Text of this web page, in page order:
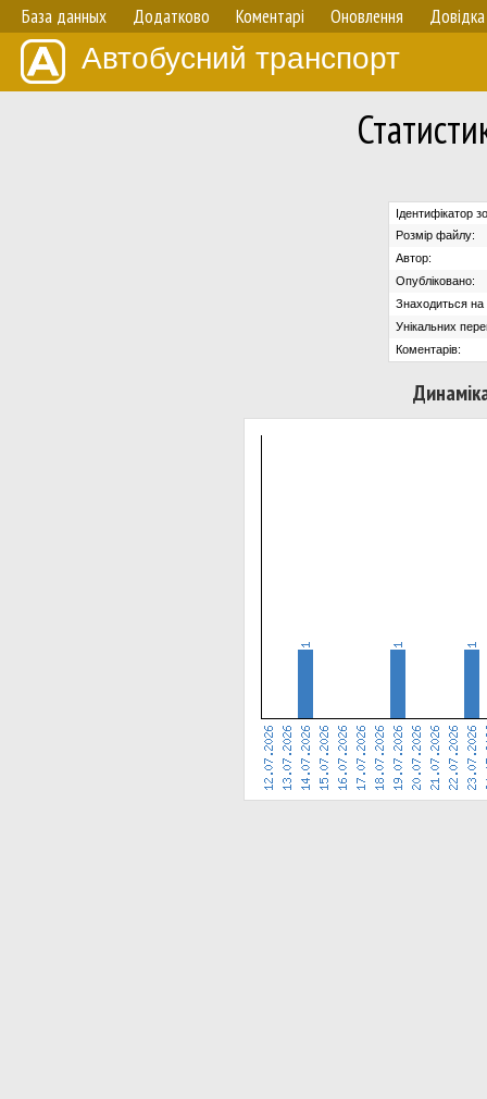
База данных Додатково Коментарі Оновлення Довідка
Автобусний транспорт
Ідентифікатор
Розмір файлу:
Автор:
Опубліковано:
Знаходиться на
Унікальних
Коментарів: